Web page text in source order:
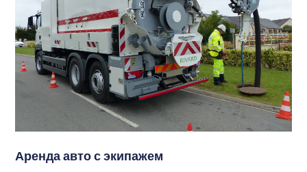
Аренда авто с экипажем